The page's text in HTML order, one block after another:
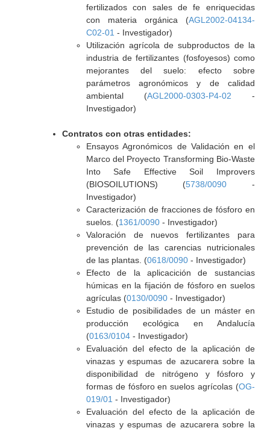
fertilizados con sales de fe enriquecidas
con materia orgánica (AGL2002-04134-
C02-01 - Investigador)
Utilización agrícola de subproductos de la
industria de fertilizantes (fosfoyesos) como
mejorantes del suelo: efecto sobre
parámetros agronómicos y de calidad
ambiental (AGL2000-0303-P4-02 -
Investigador)
Contratos con otras entidades:
Ensayos Agronómicos de Validación en el
Marco del Proyecto Transforming Bio-Waste
Into Safe Effective Soil Improvers
(BIOSOILUTIONS) (5738/0090 -
Investigador)
Caracterización de fracciones de fósforo en
suelos. (1361/0090- Investigador)
Valoración de nuevos fertilizantes para
prevención de las carencias nutricionales
de las plantas. (0618/0090- Investigador)
Efecto de la aplicacición de sustancias
húmicas en la fijación de fósforo en suelos
agrículas (0130/0090- Investigador)
Estudio de posibilidades de un máster en
producción ecológica en Andalucía
(0163/0104- Investigador)
Evaluación del efecto de la aplicación de
vinazas y espumas de azucarera sobre la
disponibilidad de nitrógeno y fósforo y
formas de fósforo en suelos agrícolas (OG-
019/01 - Investigador)
Evaluación del efecto de la aplicación de
vinazas y espumas de azucarera sobre la